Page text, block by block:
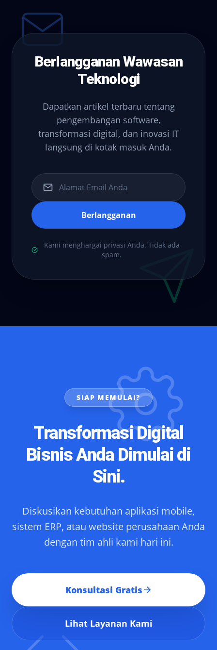
Berlangganan Wawasan
Teknologi
Dapatkan artikel terbaru tentang
pengembangan software,
transformasi digital, dan inovasi IT
langsung di kotak masuk Anda.
Berlangganan
Kami menghargai privasi Anda. Tidak ada
spam.
SIAP MEMULAI?
Transformasi Digital
Bisnis Anda Dimulai di
Sini.
Diskusikan kebutuhan aplikasi mobile,
sistem ERP, atau website perusahaan Anda
dengan tim ahli kami hari ini.
Konsultasi Gratis
Lihat Layanan Kami